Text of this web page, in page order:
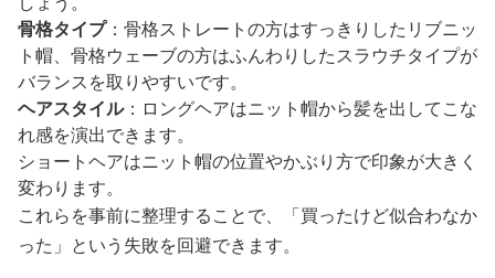
骨格タイプ：骨格ストレートの方はすっきりしたリブニッ
ト帽、骨格ウェーブの方はふんわりしたスラウチタイプが
バランスを取りやすいです。
ヘアスタイル：ロングヘアはニット帽から髪を出してこな
れ感を演出できます。
ショートヘアはニット帽の位置やかぶり方で印象が大きく
変わります。
これらを事前に整理することで、「買ったけど似合わなか
った」という失敗を回避できます。